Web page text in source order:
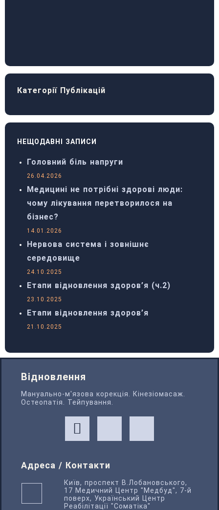
Категорії Публікацій
НЕЩОДАВНІ ЗАПИСИ
Головний біль напруги
26.04.2026
Медицині не потрібні здорові люди:
чому лікування перетворилося на
бізнес?
14.01.2026
Нервова система і зовнішнє
середовище
24.10.2025
Етапи відновлення здоров’я (ч.2)
23.10.2025
Етапи відновлення здоров’я
21.10.2025
Відновлення
Мануально-м'язова корекція. Кінезіомасаж.
Остеопатія. Тейпування.
Адреса / Контакти
Київ, проспект В.Лобановського,
17 Медичний Центр "Медбуд", 7-й
поверх, Український Центр
Реабілітації "Соматіка"